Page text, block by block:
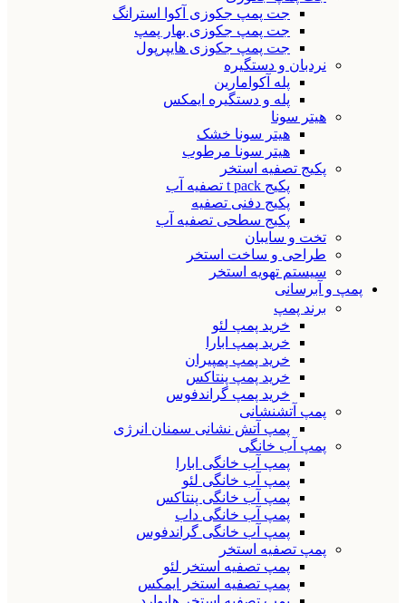
جت پمپ جکوزی آکوا استرانگ
جت پمپ جکوزی بهار پمپ
جت پمپ جکوزی هایپرپول
نردبان و دستگیره
پله آکوامارین
پله و دستگیره ایمکس
هیتر سونا
هیتر سونا خشک
هیتر سونا مرطوب
پکیج تصفیه استخر
پکیج t pack تصفیه آب
پکیج دفنی تصفیه
پکیج سطحی تصفیه آب
تخت و سایبان
طراحی و ساخت استخر
سیستم تهویه استخر
پمپ و آبرسانی
برند پمپ
خرید پمپ لئو
خرید پمپ ابارا
خرید پمپ پمپیران
خرید پمپ پنتاکس
خرید پمپ گراندفوس
پمپ آتشنشانی
پمپ آتش نشانی سمنان انرژی
پمپ آب خانگی
پمپ آب خانگی ابارا
پمپ آب خانگی لئو
پمپ آب خانگی پنتاکس
پمپ آب خانگی داب
پمپ آب خانگی گراندفوس
پمپ تصفیه استخر
پمپ تصفیه استخر لئو
پمپ تصفیه استخر ایمکس